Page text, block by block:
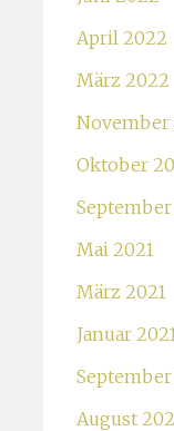
April 2022
März 2022
November
Oktober
September
Mai 2021
März 2021
Januar
August